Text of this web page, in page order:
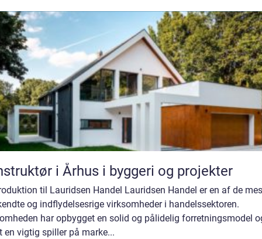
i Århus i byggeri og projekter
til Lauridsen Handel Lauridsen Handel er en af de
og indflydelsesrige virksomheder i handelssektoren.
har opbygget en solid og pålidelig forretningsmodel
en vigtig spiller på marke...